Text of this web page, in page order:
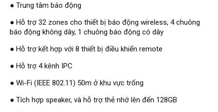
Đầu ghi KBVISION
Thiết bị chống trộm
Thiết bị chống trộm Paradox
Thiết bị Enforcer
access control
Khóa điện tử VIRO
Khóa điện tử KBVISION
● Trung tâm báo động
● Hỗ trợ 32 zones cho thiết bị báo động wireless, 4 chuông
báo động không dây, 1 chuông báo động có dây
● Hỗ trợ kết hợp với 8 thiết bị điều khiển remote
● Hỗ trợ 4 kênh IPC
● Wi-Fi (IEEE 802.11) 50m ở khu vực trống
● Tích hợp speaker, và hỗ trợ thẻ nhớ lên đến 128GB